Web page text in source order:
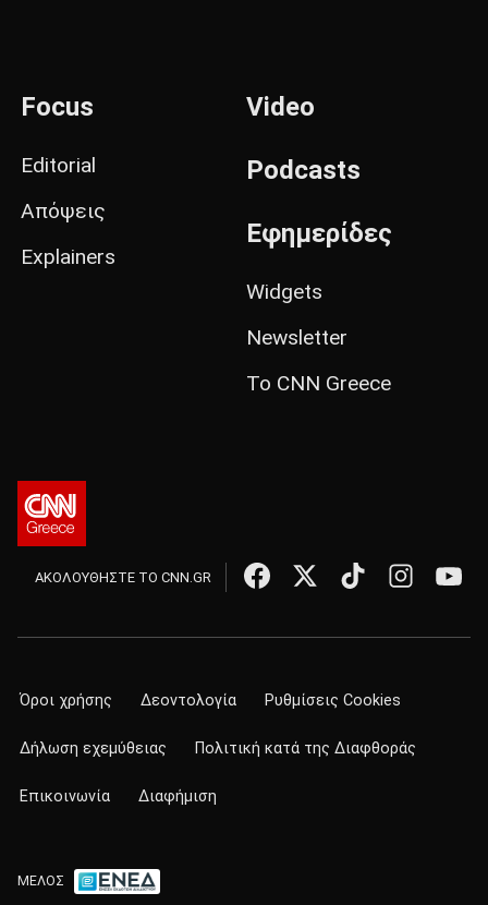
Focus
Editorial
Απόψεις
Explainers
Video
Podcasts
Εφημερίδες
Widgets
Newsletter
Το CNN Greece
ΑΚΟΛΟΥΘΗΣΤΕ ΤΟ CNN.GR
Όροι χρήσης Δεοντολογία Ρυθμίσεις Cookies
Δήλωση εχεμύθειας Πολιτική κατά της Διαφθοράς
Επικοινωνία Διαφήμιση
ΜΕΛΟΣ